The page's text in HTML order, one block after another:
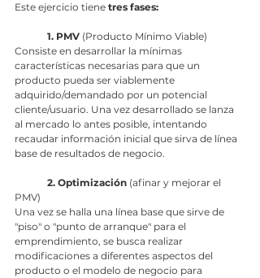
Este ejercicio tiene tres fases:
1. PMV (Producto Mínimo Viable)
Consiste en desarrollar la mínimas
características necesarias para que un
producto pueda ser viablemente
adquirido/demandado por un potencial
cliente/usuario. Una vez desarrollado se lanza
al mercado lo antes posible, intentando
recaudar información inicial que sirva de línea
base de resultados de negocio.
2. Optimización (afinar y mejorar el
PMV)
Una vez se halla una línea base que sirve de
"piso" o "punto de arranque" para el
emprendimiento, se busca realizar
modificaciones a diferentes aspectos del
producto o el modelo de negocio para